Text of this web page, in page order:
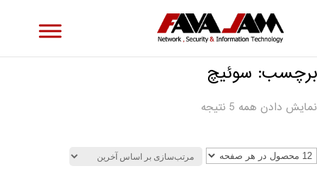
برچسب: سوئیچ
نمایش دادن همه 5 نتیجه